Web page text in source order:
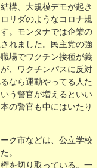
構、大規模デモが起き
リダのようなコロナ規
。モンタナでは企業の
れました。民主党の強
場でワクチン接種が義
、ワクチンパスに反対
なら運動やってる人た
う警官が増えるといい
警官も中にはいたり
ク市などは、公立学校
。
を切り取っている。一